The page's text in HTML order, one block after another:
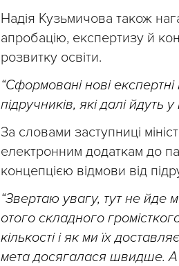
Надія Кузьмичова також
апробацію, експертизу й
розвитку освіти.
“Сформовані нові експертні
підручників, які далі йдуть
За словами заступниці
електронним додаткам до
концепцією відмови від
“Звертаю увагу, тут не йде
отого складного
кількості і як ми їх
мета досягалася швидше. А